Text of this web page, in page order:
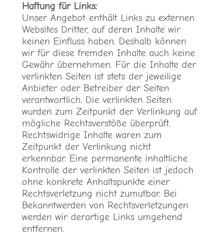
Haftung für Links:
Unser Angebot enthält Links zu externen
Websites Dritter, auf deren Inhalte wir
keinen Einfluss haben. Deshalb können
wir für diese fremden Inhalte auch keine
Gewähr übernehmen. Für die Inhalte der
verlinkten Seiten ist stets der jeweilige
Anbieter oder Betreiber der Seiten
verantwortlich. Die verlinkten Seiten
wurden zum Zeitpunkt der Verlinkung auf
mögliche Rechtsverstöße überprüft.
Rechtswidrige Inhalte waren zum
Zeitpunkt der Verlinkung nicht
erkennbar. Eine permanente inhaltliche
Kontrolle der verlinkten Seiten ist jedoch
ohne konkrete Anhaltspunkte einer
Rechtsverletzung nicht zumutbar. Bei
Bekanntwerden von Rechtsverletzungen
werden wir derartige Links umgehend
entfernen.